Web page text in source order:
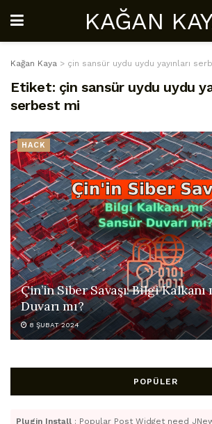
KAĞAN
Kağan Kaya > çin sansür uydu uydu yayınları
Etiket: çin sansür uydu uydu
serbest mi
HACK
Çin’in Siber Savaşı: Bilgi Kalkanı
Duvarı mı?
8 ŞUBAT 2024
POPÜLER
Plugin Install : Popular Post Widget need